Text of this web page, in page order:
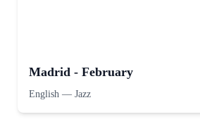
Madrid - February
English — Jazz